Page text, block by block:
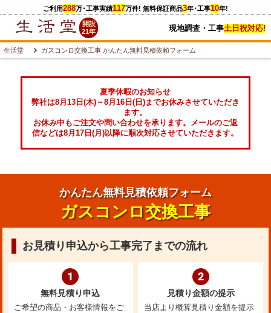
ご利用288万･工事実績117万件! 無料保証商品3年･工事10年!
開設
21年
現地調査・工事土日祝対応!
生活堂 ガスコンロ交換工事 かんたん無料見積依頼フォーム
夏季休暇のお知らせ
弊社は8月13日(木)～8月16日(日)までお休みさせていただき
ます。
お休み中もご注文や問い合わせを承ります。メールのご返
信などは8月17日(月)以降に順次対応させていただきます。
かんたん無料見積依頼フォーム
ガスコンロ交換工事
お見積り申込から工事完了までの流れ
1
無料見積り申込
ご希望の商品・お客様情報をご
2
見積り金額の提示
当店より概算見積り金額を提示